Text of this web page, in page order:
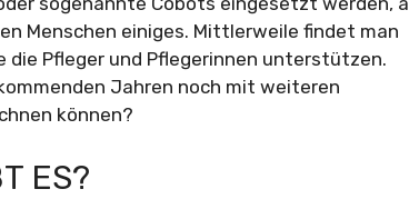
Menschen einiges. Mittlerweile findet man
die Pfleger und Pflegerinnen unterstützen.
Jahren noch mit weiteren
können?
ES?